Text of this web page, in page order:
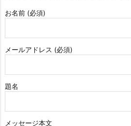
お名前 (必須)
メールアドレス (必須)
題名
メッセージ本文